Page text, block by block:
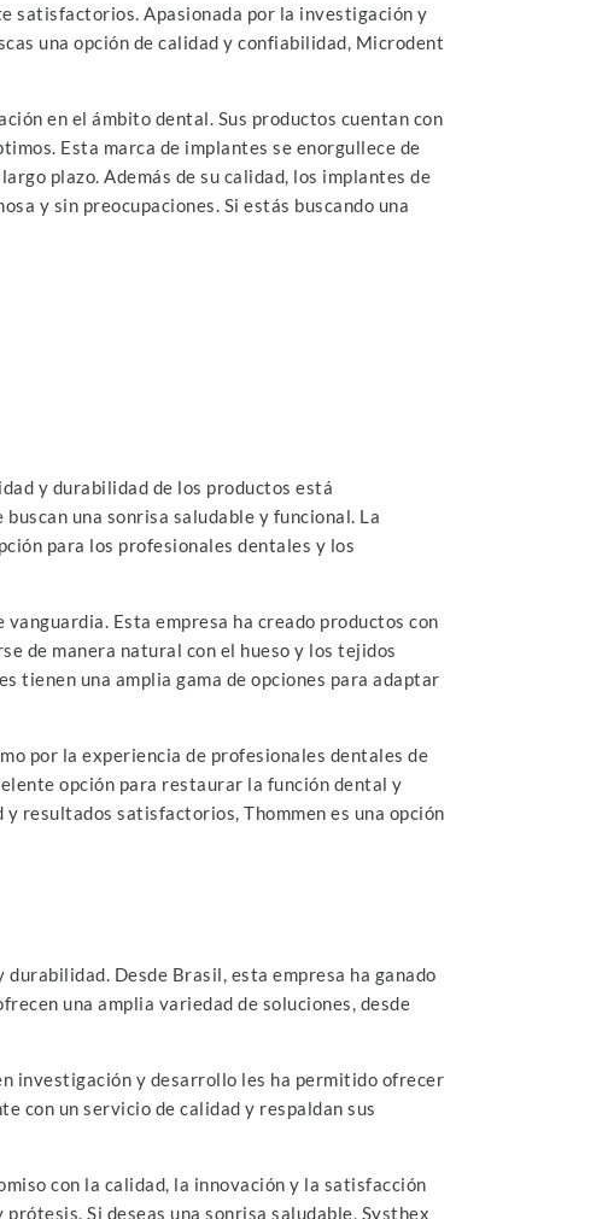
satisfactorios. Apasionada por la investigación y
una opción de calidad y confiabilidad, Microdent
en el ámbito dental. Sus productos cuentan con
Esta marca de implantes se enorgullece de
plazo. Además de su calidad, los implantes de
y sin preocupaciones. Si estás buscando una
y durabilidad de los productos está
una sonrisa saludable y funcional. La
para los profesionales dentales y los
Esta empresa ha creado productos con
de manera natural con el hueso y los tejidos
tienen una amplia gama de opciones para adaptar
por la experiencia de profesionales dentales de
opción para restaurar la función dental y
resultados satisfactorios, Thommen es una opción
Desde Brasil, esta empresa ha ganado
una amplia variedad de soluciones, desde
investigación y desarrollo les ha permitido ofrecer
con un servicio de calidad y respaldan sus
con la calidad, la innovación y la satisfacción
Si deseas una sonrisa saludable, Systhex